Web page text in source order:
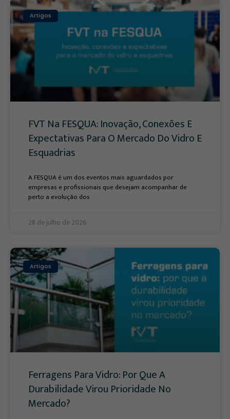
Artigos
FVT Na FESQUA: Inovação, Conexões E
Expectativas Para O Mercado Do Vidro E
Esquadrias
A FESQUA é um dos eventos mais aguardados por
empresas e profissionais que desejam acompanhar de
perto a evolução dos
28 de julho de 2026
Artigos
Ferragens Para Vidro: Por Que A
Durabilidade Virou Prioridade No
Mercado?